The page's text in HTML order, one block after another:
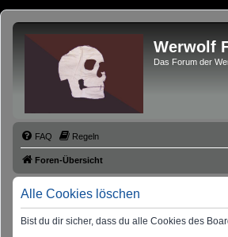
Werwolf
Das Forum der
FAQ Regeln
Foren-Übersicht
Alle Cookies löschen
Bist du dir sicher, dass du alle Cookies des